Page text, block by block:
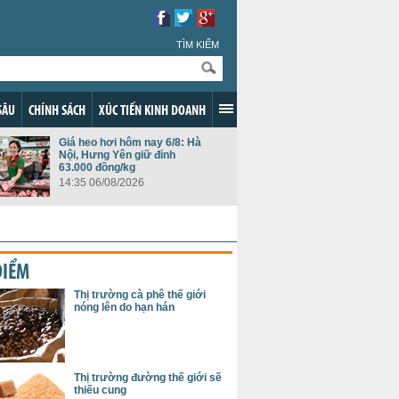
TÌM KIẾM
CHÍNH SÁCH XÚC TIẾN KINH DOANH
Giá heo hơi hôm nay 6/8: Hà
Nội, Hưng Yên giữ đỉnh
63.000 đồng/kg
14:35 06/08/2026
Thị trường cà phê thế giới
nóng lên do hạn hán
Thị trường đường thế giới sẽ
thiếu cung